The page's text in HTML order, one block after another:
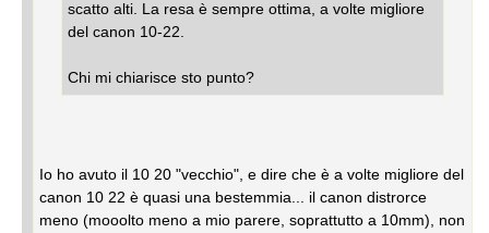
scatto alti. La resa è sempre ottima, a volte migliore
del canon 10-22.
Chi mi chiarisce sto punto?
Io ho avuto il 10 20 "vecchio", e dire che è a volte migliore del
canon 10 22 è quasi una bestemmia... il canon distrorce
meno (mooolto meno a mio parere, soprattutto a 10mm), non